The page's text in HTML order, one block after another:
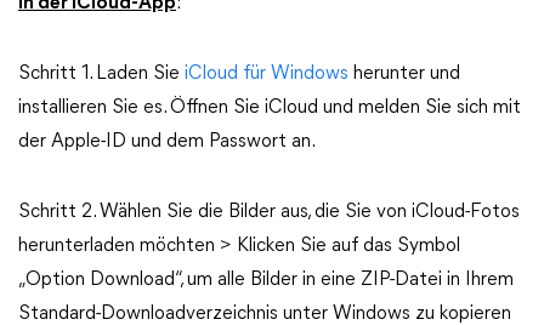
Schritt 1. Laden Sie iCloud für Windows herunter und
installieren Sie es. Öffnen Sie iCloud und melden Sie sich mit
der Apple-ID und dem Passwort an.
Schritt 2. Wählen Sie die Bilder aus, die Sie von iCloud-Fotos
herunterladen möchten > Klicken Sie auf das Symbol
„Option Download“, um alle Bilder in eine ZIP-Datei in Ihrem
Standard-Downloadverzeichnis unter Windows zu kopieren